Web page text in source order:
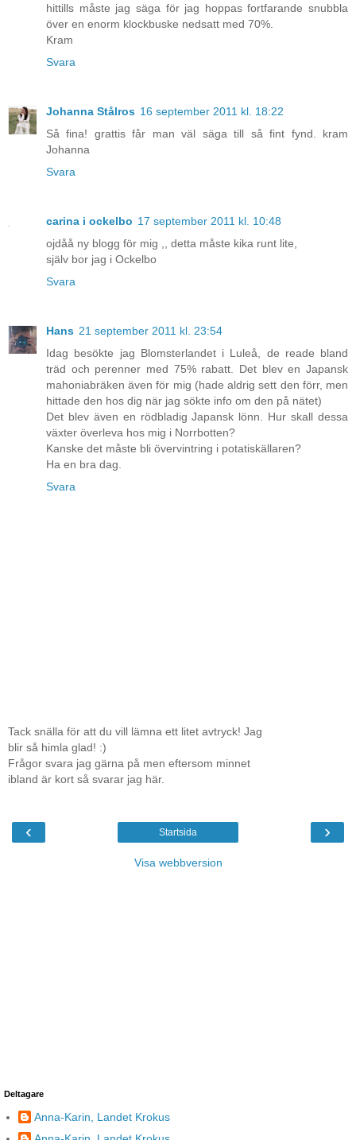
hittills måste jag säga för jag hoppas fortfarande snubbla
över en enorm klockbuske nedsatt med 70%.
Kram
Svara
Johanna Stålros 16 september 2011 kl. 18:22
Så fina! grattis får man väl säga till så fint fynd. kram
Johanna
Svara
carina i ockelbo 17 september 2011 kl. 10:48
ojdåå ny blogg för mig ,, detta måste kika runt lite,
själv bor jag i Ockelbo
Svara
Hans 21 september 2011 kl. 23:54
Idag besökte jag Blomsterlandet i Luleå, de reade bland
träd och perenner med 75% rabatt. Det blev en Japansk
mahoniabräken även för mig (hade aldrig sett den förr, men
hittade den hos dig när jag sökte info om den på nätet)
Det blev även en rödbladig Japansk lönn. Hur skall dessa
växter överleva hos mig i Norrbotten?
Kanske det måste bli övervintring i potatiskällaren?
Ha en bra dag.
Svara
Tack snälla för att du vill lämna ett litet avtryck! Jag
blir så himla glad! :)
Frågor svara jag gärna på men eftersom minnet
ibland är kort så svarar jag här.
‹ ›
Startsida
Visa webbversion
Deltagare
Anna-Karin, Landet Krokus